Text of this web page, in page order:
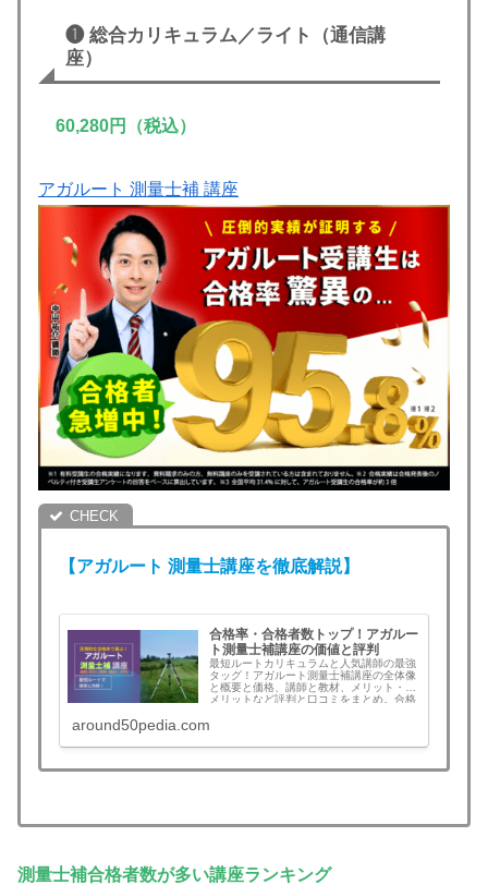
❶ 総合カリキュラム／ライト
（通信講
座）
60,280円（税込）
アガルート 測量士補 講座
【アガルート 測量士講座を徹底解説】
合格率・合格者数トップ！アガルー
ト測量士補講座の価値と評判
最短ルートカリキュラムと人気講師の最強
タッグ！アガルート測量士補講座の全体像
と概要と価格、講師と教材、メリット・デ
メリットなど評判と口コミをまとめ。合格
午前免除ならセットでお得！
around50pedia.com
測量士補合格者数が多い講座ランキング